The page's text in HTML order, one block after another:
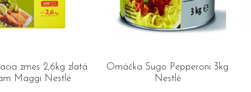
zmes 2,6kg zlatá
Maggi Nestlé
Omáčka Sugo Pepperoni 3kg
Nestlé